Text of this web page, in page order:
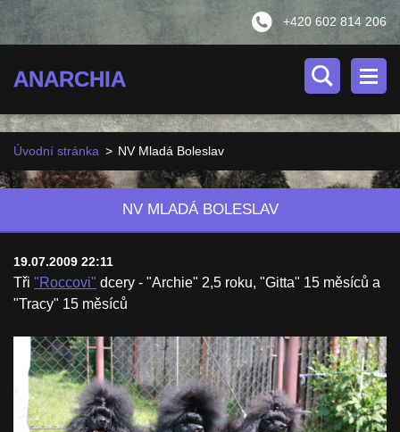
+420 602 814 206
ANARCHIA
Úvodní stránka > NV Mladá Boleslav
NV MLADÁ BOLESLAV
19.07.2009 22:11
Tři "Roccovi" dcery - "Archie" 2,5 roku, "Gitta" 15 měsíců a
"Tracy" 15 měsíců